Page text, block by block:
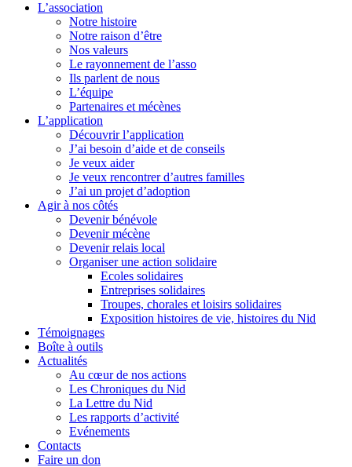
L’association
Notre histoire
Notre raison d’être
Nos valeurs
Le rayonnement de l’asso
Ils parlent de nous
L’équipe
Partenaires et mécènes
L’application
Découvrir l’application
J’ai besoin d’aide et de conseils
Je veux aider
Je veux rencontrer d’autres familles
J’ai un projet d’adoption
Agir à nos côtés
Devenir bénévole
Devenir mécène
Devenir relais local
Organiser une action solidaire
Ecoles solidaires
Entreprises solidaires
Troupes, chorales et loisirs solidaires
Exposition histoires de vie, histoires du Nid
Témoignages
Boîte à outils
Actualités
Au cœur de nos actions
Les Chroniques du Nid
La Lettre du Nid
Les rapports d’activité
Evénements
Contacts
Faire un don